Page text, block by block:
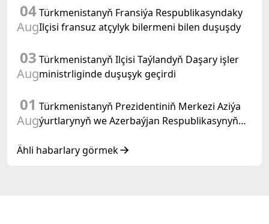
04
Aug
Türkmenistanyň Fransiýa Respublikasyndaky
Ilçisi fransuz atçylyk bilermeni bilen duşuşdy
03
Aug
Türkmenistanyň Ilçisi Taýlandyň Daşary işler
ministrliginde duşuşyk geçirdi
01
Aug
Türkmenistanyň Prezidentiniň Merkezi Aziýa
ýurtlarynyň we Azerbaýjan Respublikasynyň
duşuşygyndaky ÇYKYŞY
Ähli habarlary görmek